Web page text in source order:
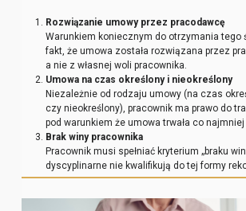
Rozwiązanie umowy przez pracodawcę
Warunkiem koniecznym do otrzymania tego
fakt, że umowa została rozwiązana przez
a nie z własnej woli pracownika.
Umowa na czas określony i nieokreślony
Niezależnie od rodzaju umowy (na czas
czy nieokreślony), pracownik ma prawo do
pod warunkiem że umowa trwała co najmniej
Brak winy pracownika
Pracownik musi spełniać kryterium „braku
dyscyplinarne nie kwalifikują do tej formy